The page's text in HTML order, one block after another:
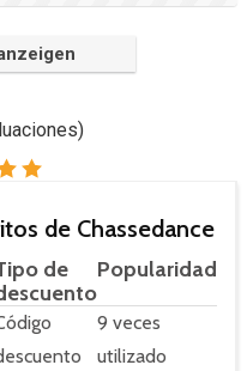
de Chassedance
de
Popularidad
9 veces
utilizado